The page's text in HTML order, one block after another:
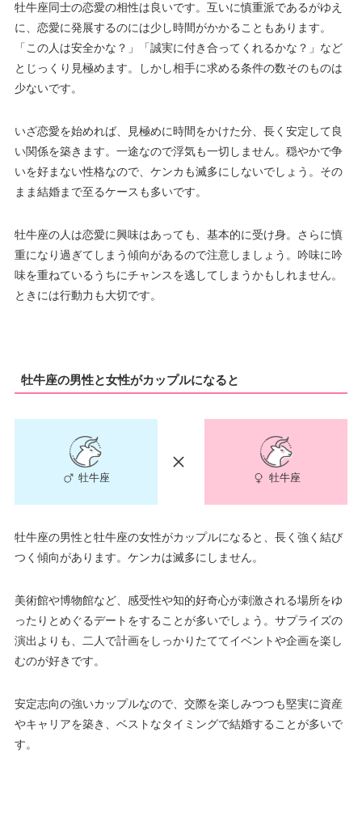
牡牛座同士の恋愛の相性は良いです。互いに慎重派であるがゆえ
に、恋愛に発展するのには少し時間がかかることもあります。
「この人は安全かな？」「誠実に付き合ってくれるかな？」など
とじっくり見極めます。しかし相手に求める条件の数そのものは
少ないです。
いざ恋愛を始めれば、見極めに時間をかけた分、長く安定して良
い関係を築きます。一途なので浮気も一切しません。穏やかで争
いを好まない性格なので、ケンカも滅多にしないでしょう。その
まま結婚まで至るケースも多いです。
牡牛座の人は恋愛に興味はあっても、基本的に受け身。さらに慎
重になり過ぎてしまう傾向があるので注意しましょう。吟味に吟
味を重ねているうちにチャンスを逃してしまうかもしれません。
ときには行動力も大切です。
牡牛座の男性と女性がカップルになると
牡牛座 牡牛座
牡牛座の男性と牡牛座の女性がカップルになると、長く強く結び
つく傾向があります。ケンカは滅多にしません。
美術館や博物館など、感受性や知的好奇心が刺激される場所をゆ
ったりとめぐるデートをすることが多いでしょう。サプライズの
演出よりも、二人で計画をしっかりたててイベントや企画を楽し
むのが好きです。
安定志向の強いカップルなので、交際を楽しみつつも堅実に資産
やキャリアを築き、ベストなタイミングで結婚することが多いで
す。